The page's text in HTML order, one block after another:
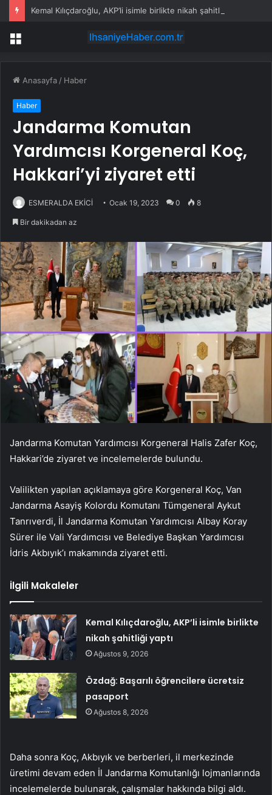
Kemal Kılıçdaroğlu, AKP’li isimle birlikte nikah şahitliği yaptı
Menü
Anasayfa / Haber
Haber
Jandarma Komutan
Yardımcısı Korgeneral Koç,
Hakkari’yi ziyaret etti
ESMERALDA EKİCİ Ocak 19, 2023 0 8
Bir dakikadan az
Jandarma Komutan Yardımcısı Korgeneral Halis Zafer Koç,
Hakkari’de ziyaret ve incelemelerde bulundu.
Valilikten yapılan açıklamaya göre Korgeneral Koç, Van
Jandarma Asayiş Kolordu Komutanı Tümgeneral Aykut
Tanrıverdi, İl Jandarma Komutan Yardımcısı Albay Koray
Sürer ile Vali Yardımcısı ve Belediye Başkan Yardımcısı
İdris Akbıyık’ı makamında ziyaret etti.
İlgili Makaleler
Kemal Kılıçdaroğlu, AKP’li isimle birlikte
nikah şahitliği yaptı
Ağustos 9, 2026
Özdağ: Başarılı öğrencilere ücretsiz
pasaport
Ağustos 8, 2026
Daha sonra Koç, Akbıyık ve berberleri, il merkezinde
üretimi devam eden İl Jandarma Komutanlığı lojmanlarında
incelemelerde bulunarak, çalışmalar hakkında bilgi aldı.